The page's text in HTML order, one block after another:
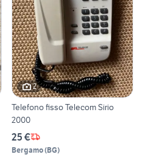
2
Telefono fisso Telecom Sirio
2000
25 €
Bergamo(BG)